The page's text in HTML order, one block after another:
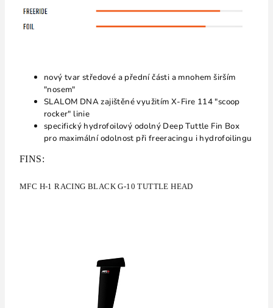
nový tvar středové a přední části a mnohem širším
"nosem"
SLALOM DNA zajištěné využitím X-Fire 114 "scoop
rocker" linie
specifický hydrofoilový odolný Deep Tuttle Fin Box
pro maximální odolnost při freeracingu i hydrofoilingu
FINS:
MFC H-1 RACING BLACK G-10 TUTTLE HEAD